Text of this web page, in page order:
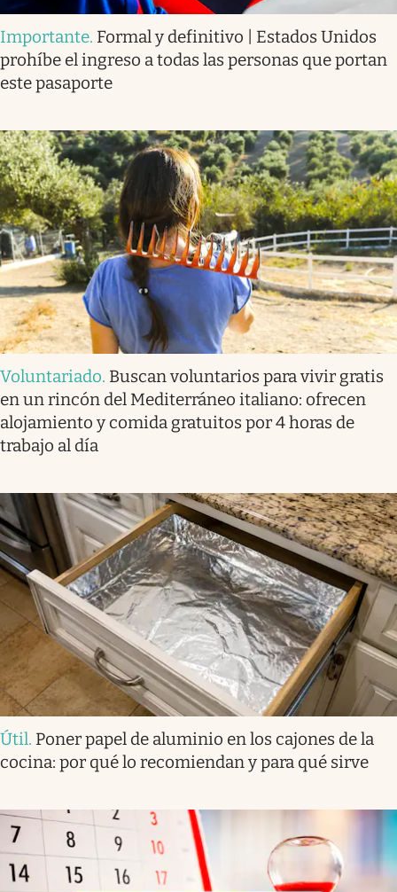
Importante. Formal y definitivo | Estados Unidos
prohíbe el ingreso a todas las personas que portan
este pasaporte
Voluntariado. Buscan voluntarios para vivir gratis
en un rincón del Mediterráneo italiano: ofrecen
alojamiento y comida gratuitos por 4 horas de
trabajo al día
Útil. Poner papel de aluminio en los cajones de la
cocina: por qué lo recomiendan y para qué sirve